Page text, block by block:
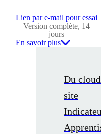
Lien par e-mail pour essai
Version complète, 14
jours
En savoir plus
Du
site